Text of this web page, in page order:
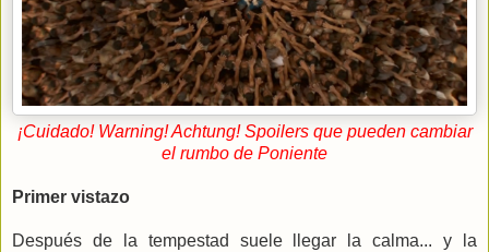
¡Cuidado! Warning! Achtung! Spoilers que pueden cambiar
el rumbo de Poniente
Primer vistazo
Después de la tempestad suele llegar la calma... y la